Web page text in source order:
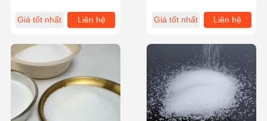
Giá tốt nhất Liên hệ Giá tốt nhất Liên hệ